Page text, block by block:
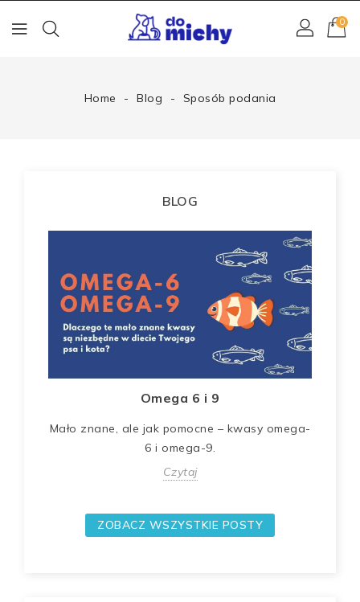
0
Home Blog Sposób podania
BLOG
Omega 6 i 9
Mało znane, ale jak pomocne – kwasy omega-
6 i omega-9.
Czytaj
ZOBACZ WSZYSTKIE POSTY